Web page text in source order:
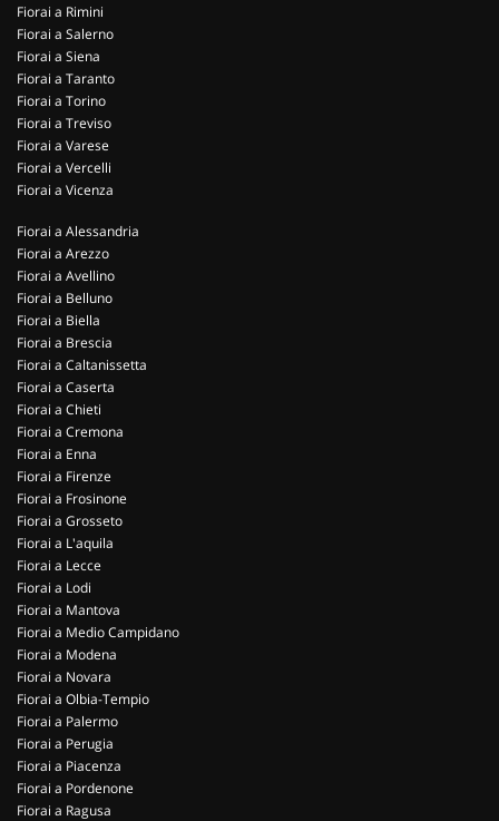
Fiorai a Rimini
Fiorai a Salerno
Fiorai a Siena
Fiorai a Taranto
Fiorai a Torino
Fiorai a Treviso
Fiorai a Varese
Fiorai a Vercelli
Fiorai a Vicenza
Fiorai a Alessandria
Fiorai a Arezzo
Fiorai a Avellino
Fiorai a Belluno
Fiorai a Biella
Fiorai a Brescia
Fiorai a Caltanissetta
Fiorai a Caserta
Fiorai a Chieti
Fiorai a Cremona
Fiorai a Enna
Fiorai a Firenze
Fiorai a Frosinone
Fiorai a Grosseto
Fiorai a L'aquila
Fiorai a Lecce
Fiorai a Lodi
Fiorai a Mantova
Fiorai a Medio Campidano
Fiorai a Modena
Fiorai a Novara
Fiorai a Olbia-Tempio
Fiorai a Palermo
Fiorai a Perugia
Fiorai a Piacenza
Fiorai a Pordenone
Fiorai a Ragusa